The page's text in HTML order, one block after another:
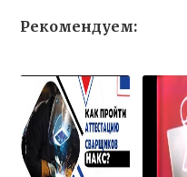
Рекомендуем: